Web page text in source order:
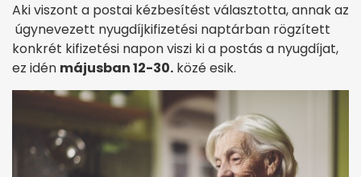
Aki viszont a postai kézbesítést választotta, annak az
úgynevezett nyugdíjkifizetési naptárban rögzített
konkrét kifizetési napon viszi ki a postás a nyugdíjat,
ez idén májusban 12-30. közé esik.